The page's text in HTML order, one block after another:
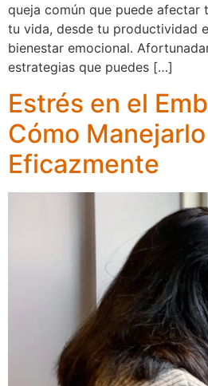
queja común que puede afectar
tu vida, desde tu productividad
bienestar emocional.
estrategias que puedes […]
Estrés en el
Cómo Manejarlo
Eficazmente